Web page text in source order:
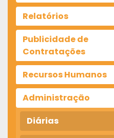
Relatórios
Publicidade de
Contratações
Recursos Humanos
Administração
Diárias